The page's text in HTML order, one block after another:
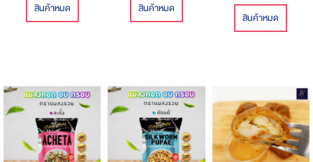
สินค้าหมด สินค้าหมด
สินค้าหมด